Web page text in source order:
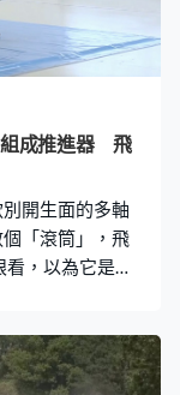
整個結構無懼海
這項計劃稱為
源，全部可以
經網羅了各個
的專家，目標
。
成推進器 飛
開生面的多軸
「滾筒」，飛
，以為它是一
，當主軸轉動，
，只要改變5塊槳